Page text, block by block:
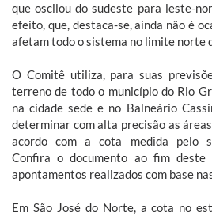
que oscilou do sudeste para leste-
efeito, que, destaca-se, ainda não é
afetam todo o sistema no limite norte
O Comitê utiliza, para suas
terreno de todo o município do Rio
na cidade sede e no Balneário
determinar com alta precisão as
acordo com a cota medida pelo
Confira o documento ao fim
apontamentos realizados com base
Em São José do Norte, a cota no